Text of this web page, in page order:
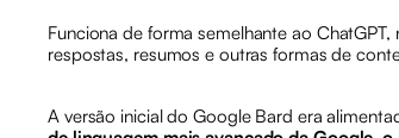
Funciona de forma semelhante ao
respostas, resumos e outras formas de
A versão inicial do Google Bard era